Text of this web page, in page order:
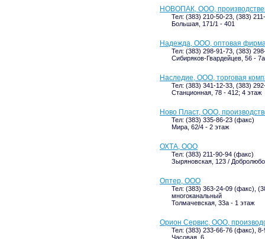
НОВОПАК, ООО,
Тел: (383) 210-50-23, (383)
Большая, 171/1 - 401
Надежда, ООО, оптовая
Тел: (383) 298-91-73, (383)
Сибиряков-Гвардейцев, 56 -
Наследие, ООО, торговая
Тел: (383) 341-12-33, (383)
Станционная, 78 - 412; 4 этаж
Ново Пласт, ООО,
Тел: (383) 335-86-23 (факс)
Мира, 62/4 - 2 этаж
ОХТА, ООО
Тел: (383) 211-90-94 (факс)
Зыряновская, 123 /
Оптер, ООО
Тел: (383) 363-24-09 (факс),
многоканальный
Толмачевская, 33а - 1 этаж
Орион Сервис, ООО,
Тел: (383) 233-66-76 (факс),
Часовая, 6